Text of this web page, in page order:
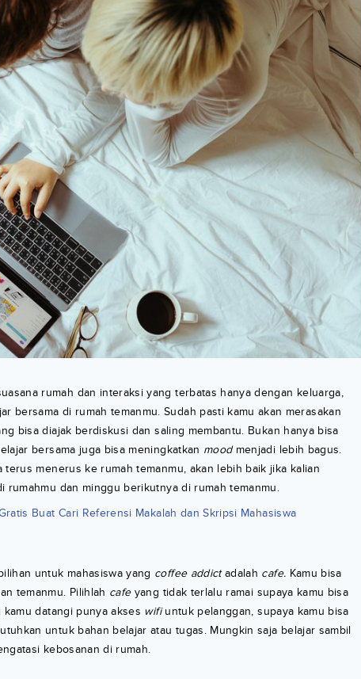
rumah dan interaksi yang terbatas hanya dengan keluarga,
bersama di rumah temanmu. Sudah pasti kamu akan merasakan
bisa diajak berdiskusi dan saling membantu. Bukan hanya bisa
bersama juga bisa meningkatkan moodmenjadi lebih bagus.
menerus ke rumah temanmu, akan lebih baik jika kalian
rumahmu dan minggu berikutnya di rumah temanmu.
Buat Cari Referensi Makalah dan Skripsi Mahasiswa
untuk mahasiswa yang coffee addictadalah cafe. Kamu bisa
temanmu. Pilihlah cafeyang tidak terlalu ramai supaya kamu bisa
datangi punya akses wifiuntuk pelanggan, supaya kamu bisa
untuk bahan belajar atau tugas. Mungkin saja belajar sambil
kebosanan di rumah.